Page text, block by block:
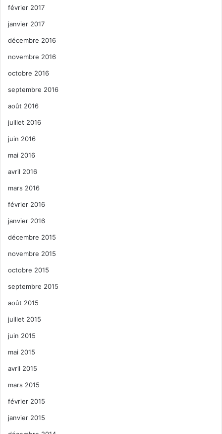
février 2017
janvier 2017
décembre 2016
novembre 2016
octobre 2016
septembre 2016
août 2016
juillet 2016
juin 2016
mai 2016
avril 2016
mars 2016
février 2016
janvier 2016
décembre 2015
novembre 2015
octobre 2015
septembre 2015
août 2015
juillet 2015
juin 2015
mai 2015
avril 2015
mars 2015
février 2015
janvier 2015